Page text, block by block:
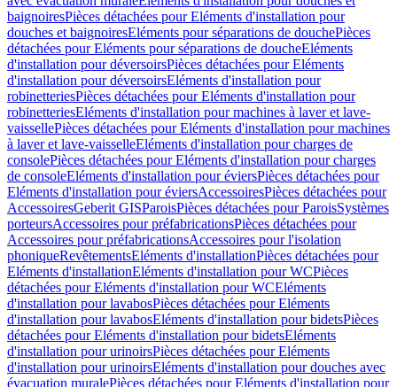
baignoiresPièces détachées pour Eléments d'installation pour
douches et baignoiresEléments pour séparations de douchePièces
détachées pour Eléments pour séparations de doucheEléments
d'installation pour déversoirsPièces détachées pour Eléments
d'installation pour déversoirsEléments d'installation pour
robinetteriesPièces détachées pour Eléments d'installation pour
robinetteriesEléments d'installation pour machines à laver et lave-
vaissellePièces détachées pour Eléments d'installation pour machines
à laver et lave-vaisselleEléments d'installation pour charges de
consolePièces détachées pour Eléments d'installation pour charges
de consoleEléments d'installation pour éviersPièces détachées pour
Eléments d'installation pour éviersAccessoiresPièces détachées pour
AccessoiresGeberit GISParoisPièces détachées pour ParoisSystèmes
porteursAccessoires pour préfabricationsPièces détachées pour
Accessoires pour préfabricationsAccessoires pour l'isolation
phoniqueRevêtementsEléments d'installationPièces détachées pour
Eléments d'installationEléments d'installation pour WCPièces
détachées pour Eléments d'installation pour WCEléments
d'installation pour lavabosPièces détachées pour Eléments
d'installation pour lavabosEléments d'installation pour bidetsPièces
détachées pour Eléments d'installation pour bidetsEléments
d'installation pour urinoirsPièces détachées pour Eléments
d'installation pour urinoirsEléments d'installation pour douches avec
évacuation muralePièces détachées pour Eléments d'installation pour